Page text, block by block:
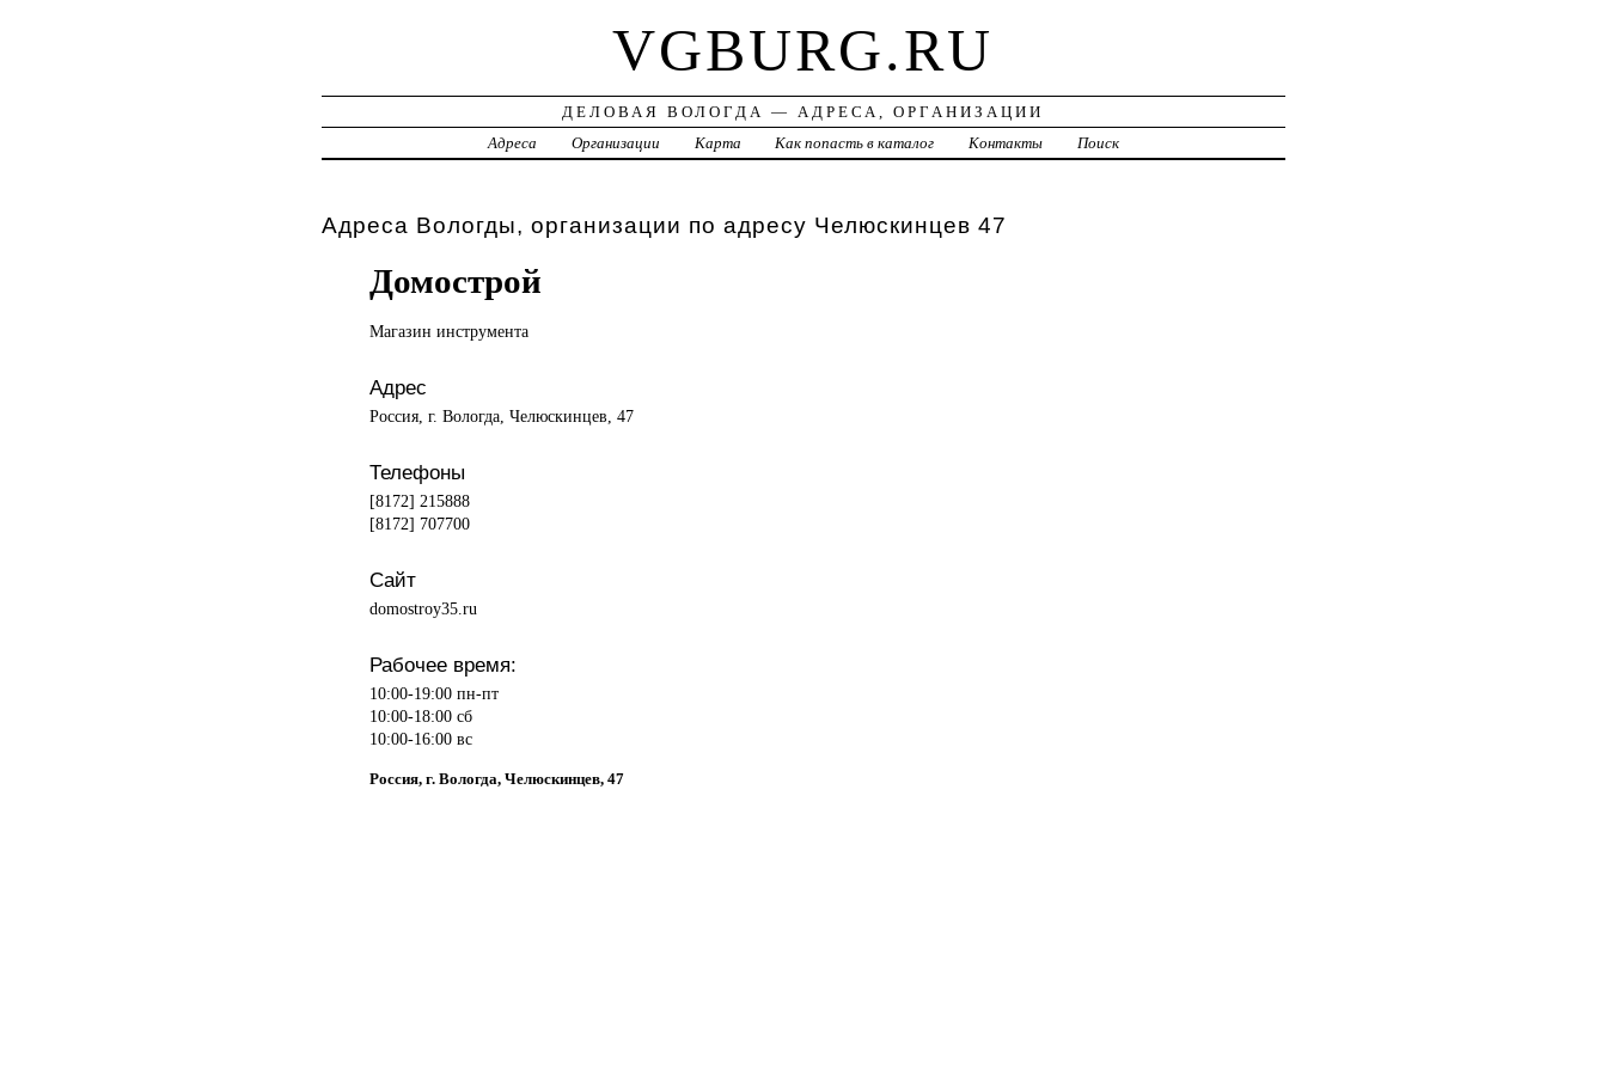
VGBURG.RU
ДЕЛОВАЯ ВОЛОГДА — АДРЕСА, ОРГАНИЗАЦИИ
Адреса
Организации Карта Как попасть в каталог Контакты Поиск
Адреса Вологды, организации по адресу Челюскинцев 47
Домострой
Магазин инструмента
Адрес
Россия, г. Вологда, Челюскинцев, 47
Телефоны
[8172] 215888
[8172] 707700
Сайт
domostroy35.ru
Рабочее время:
10:00-19:00 пн-пт
10:00-18:00 сб
10:00-16:00 вс
Россия, г. Вологда, Челюскинцев, 47